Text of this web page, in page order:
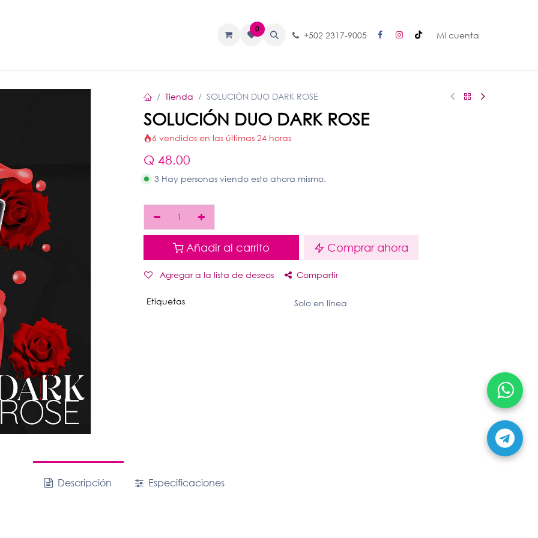
0
+502 2317-9005 Mi cuenta
Tienda SOLUCIÓN DUO DARK ROSE
SOLUCIÓN DUO DARK ROSE
6 vendidos en las últimas 24 horas
Q 48.00
3 Hay personas viendo esto ahora mismo.
Añadir al carrito Comprar ahora
Agregar a la lista de deseos Compartir
Etiquetas Solo en linea
Descripción Especificaciones